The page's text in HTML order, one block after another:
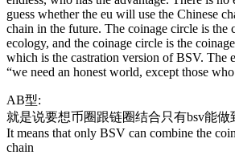
guess whether the eu will use the Chinese
chain in the future. The coinage circle is the
ecology, and the coinage circle is the
which is the castration version of BSV. The
“we need an honest world, except those
AB型:
就是说要想币圈跟链圈结合只有bsv能做
It means that only BSV can combine the
chain